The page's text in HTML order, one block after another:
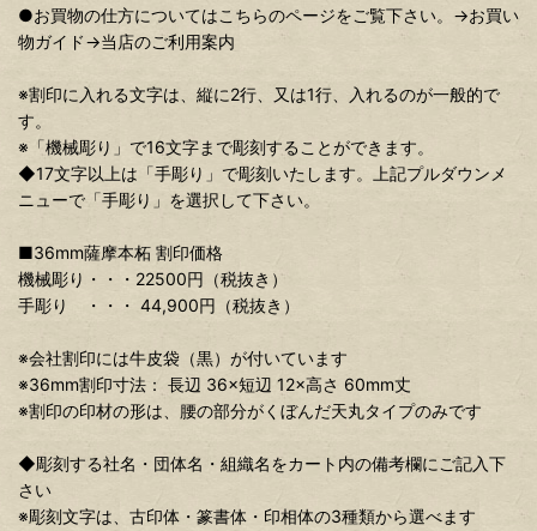
●お買物の仕方についてはこちらのページをご覧下さい。→お買い
物ガイド→当店のご利用案内
※割印に入れる文字は、縦に2行、又は1行、入れるのが一般的で
す。
※「機械彫り」で16文字まで彫刻することができます。
◆17文字以上は「手彫り」で彫刻いたします。上記プルダウンメ
ニューで「手彫り」を選択して下さい。
■36mm薩摩本柘 割印価格
機械彫り・・・22500円（税抜き）
手彫り ・・・ 44,900円（税抜き）
※会社割印には牛皮袋（黒）が付いています
※36mm割印寸法： 長辺 36×短辺 12×高さ 60mm丈
※割印の印材の形は、腰の部分がくぼんだ天丸タイプのみです
◆彫刻する社名・団体名・組織名をカート内の備考欄にご記入下
さい
※彫刻文字は、古印体・篆書体・印相体の3種類から選べます